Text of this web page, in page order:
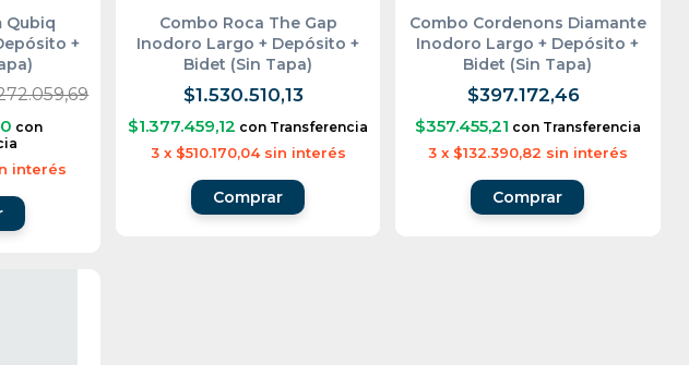
Qubiq
+
con
interés
Combo Roca The Gap
Inodoro Largo + Depósito +
Bidet (Sin Tapa)
$1.530.510,13
$1.377.459,12 con Transferencia
3 x $510.170,04 sin interés
Combo Cordenons Diamante
Inodoro Largo + Depósito +
Bidet (Sin Tapa)
$397.172,46
$357.455,21 con Transferencia
3 x $132.390,82 sin interés